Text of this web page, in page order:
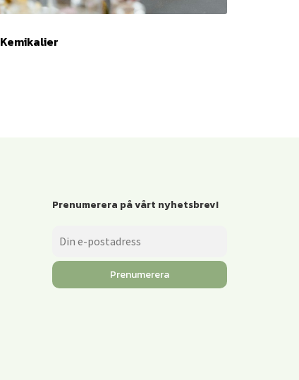
Kemikalier
Prenumerera på vårt nyhetsbrev!
Prenumerera